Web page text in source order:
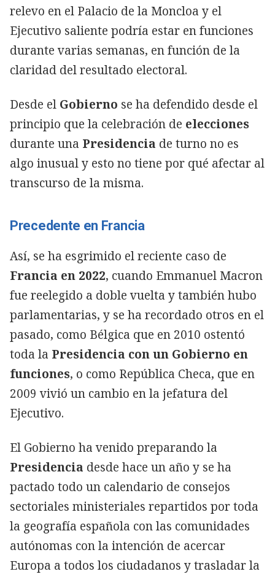
relevo en el Palacio de la Moncloa y el
Ejecutivo saliente podría estar en funciones
durante varias semanas, en función de la
claridad del resultado electoral.
Desde el Gobierno se ha defendido desde el
principio que la celebración de elecciones
durante una Presidencia de turno no es
algo inusual y esto no tiene por qué afectar al
transcurso de la misma.
Precedente en Francia
Así, se ha esgrimido el reciente caso de
Francia en 2022, cuando Emmanuel Macron
fue reelegido a doble vuelta y también hubo
parlamentarias, y se ha recordado otros en el
pasado, como Bélgica que en 2010 ostentó
toda la Presidencia con un Gobierno en
funciones, o como República Checa, que en
2009 vivió un cambio en la jefatura del
Ejecutivo.
El Gobierno ha venido preparando la
Presidencia desde hace un año y se ha
pactado todo un calendario de consejos
sectoriales ministeriales repartidos por toda
la geografía española con las comunidades
autónomas con la intención de acercar
Europa a todos los ciudadanos y trasladar la